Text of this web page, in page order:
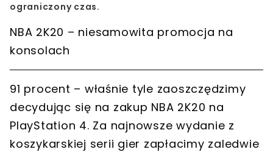
ograniczony czas.
NBA 2K20 – niesamowita promocja na
konsolach
91 procent – właśnie tyle zaoszczędzimy
decydując się na zakup NBA 2K20 na
PlayStation 4. Za najnowsze wydanie z
koszykarskiej serii gier zapłacimy zaledwie